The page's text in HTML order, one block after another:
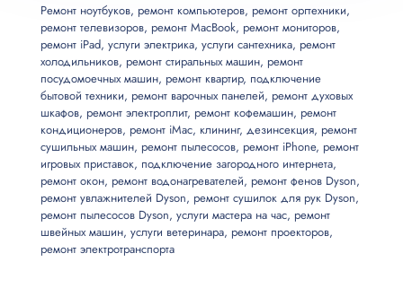
Ремонт веб-камеры 1200
Ремонт клавиатуры
Установка SSD 700
Установка HDD 500
Замена разъема питания 1300
Мастер приезжает в удобное клиенту время
Длительная гарантия на услуги
Все запчасти и материалы в наличии
Возможны скидки до 20%
Ремонт ноутбуков, ремонт компьютеров, ремонт оргтехники,
ремонт телевизоров, ремонт MacBook, ремонт мониторов,
ремонт iPad, услуги электрика, услуги сантехника, ремонт
холодильников, ремонт стиральных машин, ремонт
посудомоечных машин, ремонт квартир, подключение
бытовой техники, ремонт варочных панелей, ремонт духовых
шкафов, ремонт электроплит, ремонт кофемашин, ремонт
кондиционеров, ремонт iMac, клининг, дезинсекция, ремонт
сушильных машин, ремонт пылесосов, ремонт iPhone, ремонт
игровых приставок, подключение загородного интернета,
ремонт окон, ремонт водонагревателей, ремонт фенов Dyson,
ремонт увлажнителей Dyson, ремонт сушилок для рук Dyson,
ремонт пылесосов Dyson, услуги мастера на час, ремонт
швейных машин, услуги ветеринара, ремонт проекторов,
ремонт электротранспорта